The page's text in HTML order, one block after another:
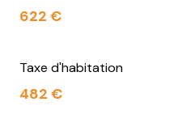
622 €
Taxe d'habitation
482 €